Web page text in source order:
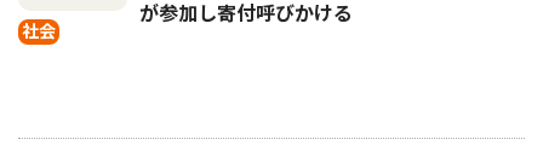
社会
が参加し寄付呼びかける